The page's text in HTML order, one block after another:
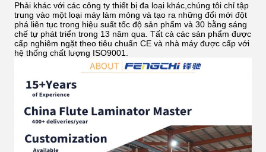
Phải khác với các công ty thiết bị đa loại khác,chúng tôi chỉ tập
trung vào một loại máy làm mỏng và tạo ra những đổi mới đột
phá liên tục trong hiệu suất tốc độ sản phẩm và 30 bằng sáng
chế tự phát triển trong 13 năm qua. Tất cả các sản phẩm được
cấp nghiêm ngặt theo tiêu chuẩn CE và nhà máy được cấp với
hệ thống chất lượng ISO9001.